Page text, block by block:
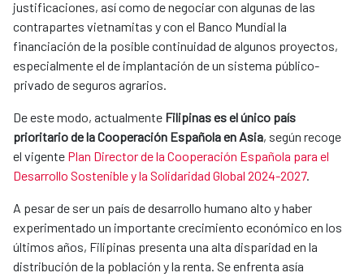
justificaciones, así como de negociar con algunas de las
contrapartes vietnamitas y con el Banco Mundial la
financiación de la posible continuidad de algunos proyectos,
especialmente el de implantación de un sistema público-
privado de seguros agrarios.
De este modo, actualmente Filipinas es el único país
prioritario de la Cooperación Española en Asia, según recoge
el vigente Plan Director de la Cooperación Española para el
Desarrollo Sostenible y la Solidaridad Global 2024-2027.
A pesar de ser un país de desarrollo humano alto y haber
experimentado un importante crecimiento económico en los
últimos años, Filipinas presenta una alta disparidad en la
distribución de la población y la renta. Se enfrenta asía